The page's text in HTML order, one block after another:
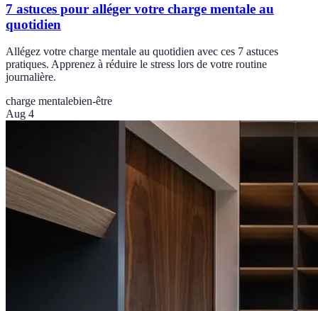
7 astuces pour alléger votre charge mentale au
quotidien
Allégez votre charge mentale au quotidien avec ces 7 astuces
pratiques. Apprenez à réduire le stress lors de votre routine
journalière.
charge mentalebien-être
Aug 4